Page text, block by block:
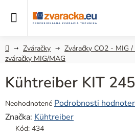
DomovZváračky Zváračky CO2 - MIG /
zváračky MIG/MAG
Kühtreiber KIT
Priemerné
hodnotenie
produktu
Neohodnotené Podrobnosti
Značka: Kühtreiber
Kód: 434